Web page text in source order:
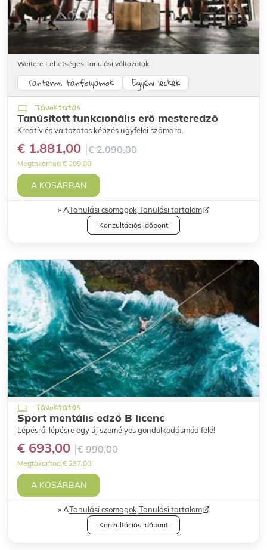
Weitere Lehetséges Tanulási változatok
Távoktatás
Tantermi tanfolyamok Egyéni leckék
Tanúsított funkcionális erő mesteredző
Kreatív és változatos képzés ügyfelei számára.
€ 1.881,00 € 2.090,00
Megtakarítod € 209,00
A KOSÁRBAN
ATanulási csomagok|Tanulási tartalom
Konzultációs időpont
Távoktatás
Sport mentális edző B licenc
Lépésről lépésre egy új személyes gondolkodásmód felé!
€ 693,00 € 990,00
Megtakarítod € 297,00
A KOSÁRBAN
ATanulási csomagok|Tanulási tartalom
Konzultációs időpont